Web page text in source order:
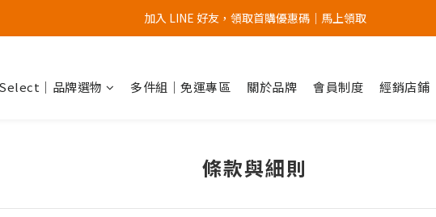
加入官網會員，首次購買 " 免運 "
加入 LINE 好友，領取首購優惠碼｜馬上領取
｜品牌選物 多件組｜免運專區 關於品牌 會員制度 經銷店鋪
條款與細則